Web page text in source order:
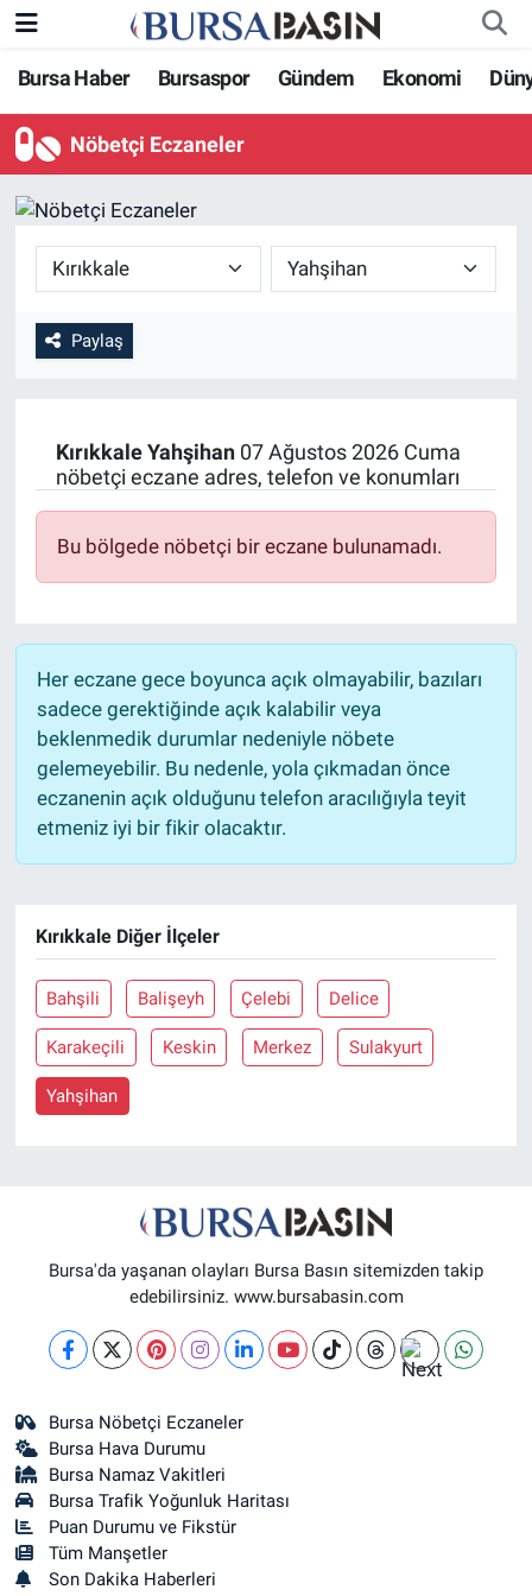
Bursa Haber Bursaspor Gündem Ekonomi
Nöbetçi Eczaneler
Paylaş
Kırıkkale Yahşihan07 Ağustos 2026 Cuma
nöbetçi eczane adres, telefon ve konumları
Bu bölgede nöbetçi bir eczane bulunamadı.
Her eczane gece boyunca açık olmayabilir, bazıları
sadece gerektiğinde açık kalabilir veya
beklenmedik durumlar nedeniyle nöbete
gelemeyebilir. Bu nedenle, yola çıkmadan önce
eczanenin açık olduğunu telefon aracılığıyla teyit
etmeniz iyi bir fikir olacaktır.
Kırıkkale Diğer İlçeler
Bahşili Balişeyh Çelebi Delice
Karakeçili Keskin Merkez Sulakyurt
Yahşihan
Bursa'da yaşanan olayları Bursa Basın sitemizden takip
edebilirsiniz. www.bursabasin.com
Bursa Nöbetçi Eczaneler
Bursa Hava Durumu
Bursa Namaz Vakitleri
Bursa Trafik Yoğunluk Haritası
Puan Durumu ve Fikstür
Tüm Manşetler
Son Dakika Haberleri
Bursa Haber
Genel
Politika
Bilim, Teknoloji
KÜLTÜR-SANAT
Bursaspor
Gündem
Ekonomi
Dünya
Teknoloji
Siyaset
Yaşam
Spor
Nöbetçi Eczaneler
Bursa Nöbetçi Eczaneler
Bursa Hava Durumu
Bursa Namaz Vakitleri
Bursa Trafik Yoğunluk Haritası
Süper Lig Puan Durumu ve Fikstür
Son Dakika Haberleri
Haber Arşivi